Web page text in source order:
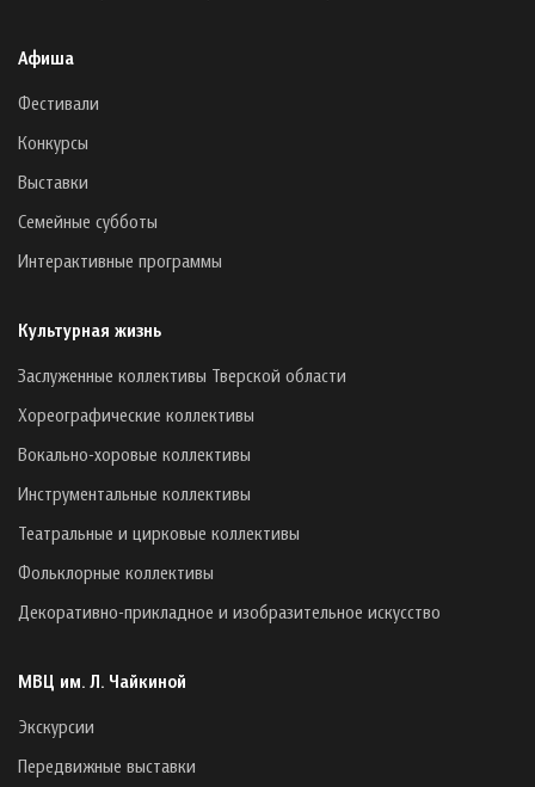
Афиша
Фестивали
Конкурсы
Выставки
Семейные субботы
Интерактивные программы
Культурная жизнь
Заслуженные коллективы Тверской области
Хореографические коллективы
Вокально-хоровые коллективы
Инструментальные коллективы
Театральные и цирковые коллективы
Фольклорные коллективы
Декоративно-прикладное и изобразительное искусство
МВЦ им. Л. Чайкиной
Экскурсии
Передвижные выставки